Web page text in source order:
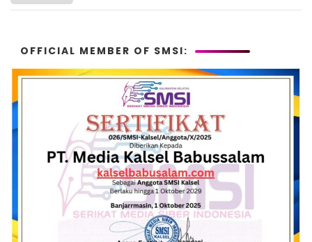
OFFICIAL MEMBER OF SMSI: